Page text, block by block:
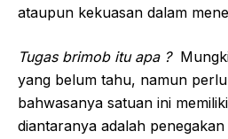
ataupun kekuasan dalam
Tugas brimob itu apa ?
yang belum tahu, namun
bahwasanya satuan ini
diantaranya adalah